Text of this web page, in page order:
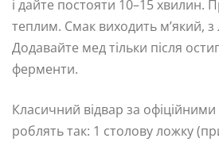
і дайте постояти 10–15 хвилин.
теплим. Смак виходить м’який,
Додавайте мед тільки після
ферменти.
Класичний відвар за
роблять так: 1 столову ложку